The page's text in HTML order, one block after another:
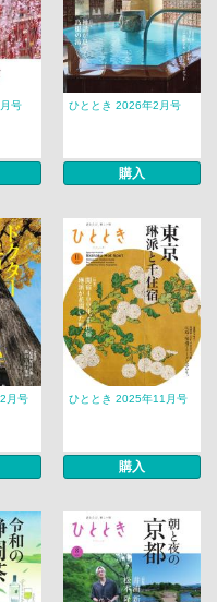
号 ひととき 2026年2月号
購入
月号 ひととき 2025年11月号
購入